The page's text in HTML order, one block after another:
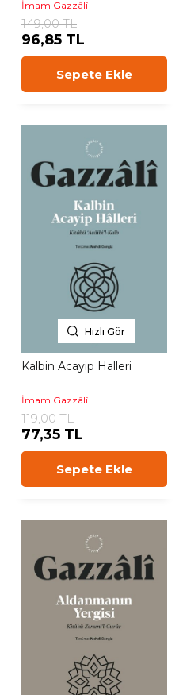
İmam Gazzâlî
149,00 TL
96,85 TL
Sepete Ekle
Hızlı Gör
Kalbin Acayip Halleri
İmam Gazzâlî
119,00 TL
77,35 TL
Sepete Ekle